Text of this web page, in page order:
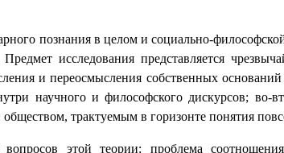
познания в целом и социально-
исследования представляется
и переосмысления собственных
научного и философского дискурсов;
трактуемым в горизонте понятия
этой теории: проблема